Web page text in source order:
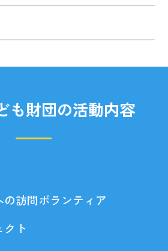
も財団の活動内容
訪問ボランティア
ト